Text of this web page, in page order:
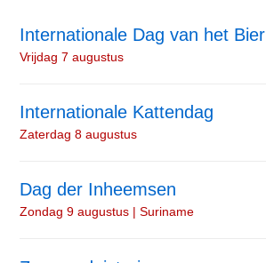
Internationale Dag van het Bier
Vrijdag 7 augustus
Internationale Kattendag
Zaterdag 8 augustus
Dag der Inheemsen
Zondag 9 augustus | Suriname